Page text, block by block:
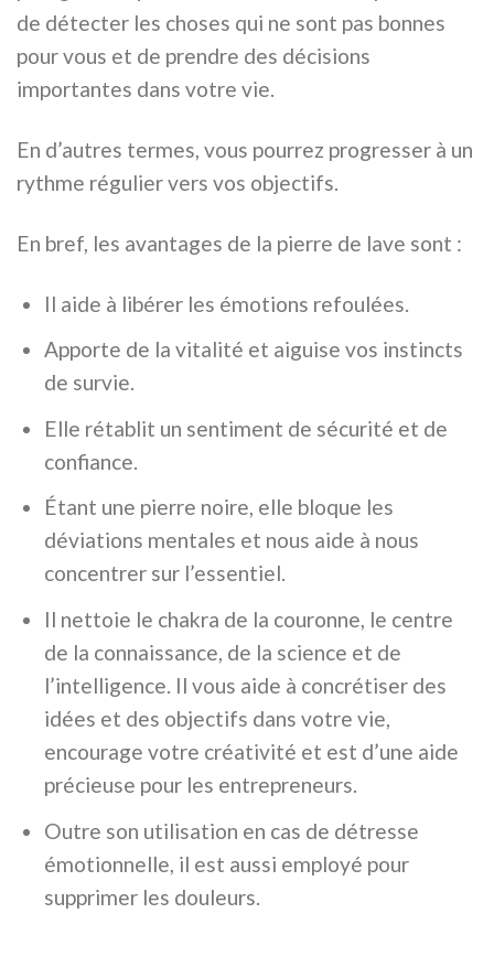
de détecter les choses qui ne sont pas bonnes
pour vous et de prendre des décisions
importantes dans votre vie.
En d’autres termes, vous pourrez progresser à un
rythme régulier vers vos objectifs.
En bref, les avantages de la pierre de lave sont :
Il aide à libérer les émotions refoulées.
Apporte de la vitalité et aiguise vos instincts
de survie.
Elle rétablit un sentiment de sécurité et de
confiance.
Étant une pierre noire, elle bloque les
déviations mentales et nous aide à nous
concentrer sur l’essentiel.
Il nettoie le chakra de la couronne, le centre
de la connaissance, de la science et de
l’intelligence. Il vous aide à concrétiser des
idées et des objectifs dans votre vie,
encourage votre créativité et est d’une aide
précieuse pour les entrepreneurs.
Outre son utilisation en cas de détresse
émotionnelle, il est aussi employé pour
supprimer les douleurs.